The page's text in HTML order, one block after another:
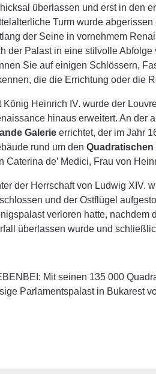
überlassen und erst in den
Turm wurde
der Seine in vornehmem
der Palast in eine stilvolle
Sie auf einigen Schlössern,
die die Errichtung oder die
König Heinrich IV. wurde der
hinaus erweitert. An der
Galerie errichtet, der im Jahr
rund um denQuadratischen
Caterina de’ Medici, Frau von
der Herrschaft von Ludwig XIV.
und der Ostflügel
verloren hatte, nachdem
überlassen wurde und
Mit seinen 135 000
Parlamentspalast in Bukarest